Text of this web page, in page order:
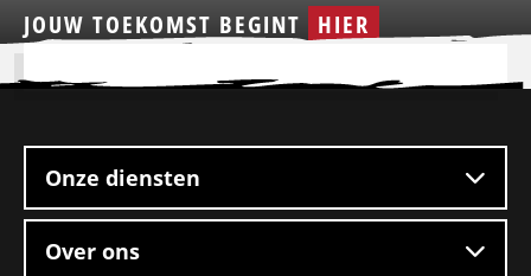
JOUW TOEKOMST BEGINT HIER
footer
Onze diensten
Over ons